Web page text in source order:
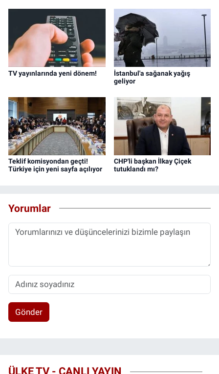
TV yayınlarında yeni dönem!
İstanbul'a sağanak yağış
geliyor
Teklif komisyondan geçti!
Türkiye için yeni sayfa açılıyor
CHP'li başkan İlkay Çiçek
tutuklandı mı?
Yorumlar
Gönder
ÜLKE TV - CANLI YAYIN